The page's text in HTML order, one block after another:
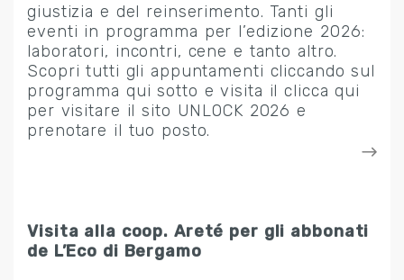
giustizia e del reinserimento. Tanti gli
eventi in programma per l’edizione 2026:
laboratori, incontri, cene e tanto altro.
Scopri tutti gli appuntamenti cliccando sul
programma qui sotto e visita il clicca qui
per visitare il sito UNLOCK 2026 e
prenotare il tuo posto.
Visita alla coop. Areté per gli abbonati
de L’Eco di Bergamo